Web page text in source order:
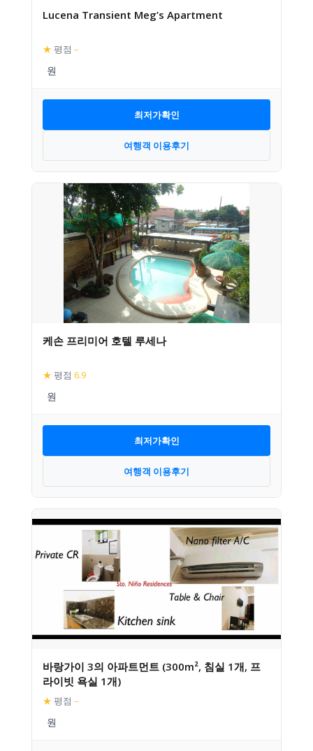
Lucena Transient Meg’s Apartment
★ 평점 –
최저가확인
여행객 이용후기
케손 프리미어 호텔 루세나
★ 평점 6.9
최저가확인
여행객 이용후기
바랑가이 3의 아파트먼트 (300m², 침실 1개, 프
라이빗 욕실 1개)
★ 평점 –